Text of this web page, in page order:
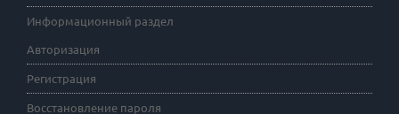
Информационный раздел
Авторизация
Регистрация
Восстановление пароля